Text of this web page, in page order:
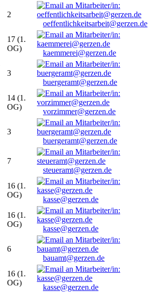
2
oeffentlichkeitsarbeit@gerzen.de
17 (1.
OG)
kaemmerei@gerzen.de
3
buergeramt@gerzen.de
14 (1.
OG)
vorzimmer@gerzen.de
3
buergeramt@gerzen.de
7
steueramt@gerzen.de
16 (1.
OG)
kasse@gerzen.de
16 (1.
OG)
kasse@gerzen.de
6
bauamt@gerzen.de
16 (1.
OG)
kasse@gerzen.de